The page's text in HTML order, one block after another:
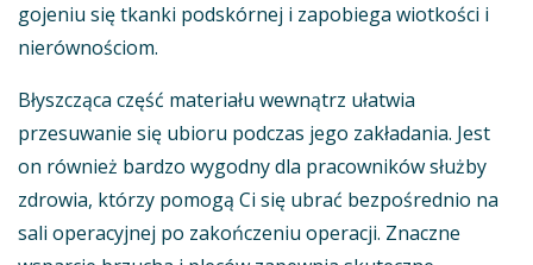
gojeniu się tkanki podskórnej i zapobiega wiotkości i
nierównościom.
Błyszcząca część materiału wewnątrz ułatwia
przesuwanie się ubioru podczas jego zakładania. Jest
on również bardzo wygodny dla pracowników służby
zdrowia, którzy pomogą Ci się ubrać bezpośrednio na
sali operacyjnej po zakończeniu operacji. Znaczne